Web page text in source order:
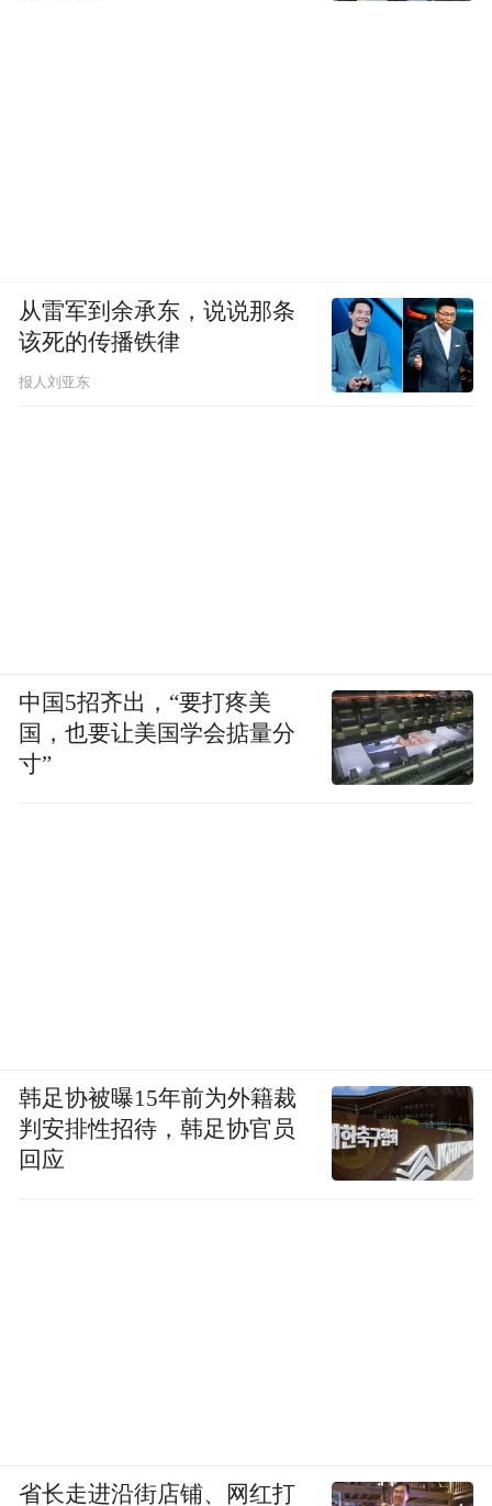
从雷军到余承东，说说那条
该死的传播铁律
报人刘亚东
中国5招齐出，“要打疼美
国，也要让美国学会掂量分
寸”
韩足协被曝15年前为外籍裁
判安排性招待，韩足协官员
回应
省长走进沿街店铺、网红打